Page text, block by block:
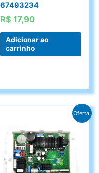
67493234
R$ 17,90
Adicionar ao
carrinho
Oferta!